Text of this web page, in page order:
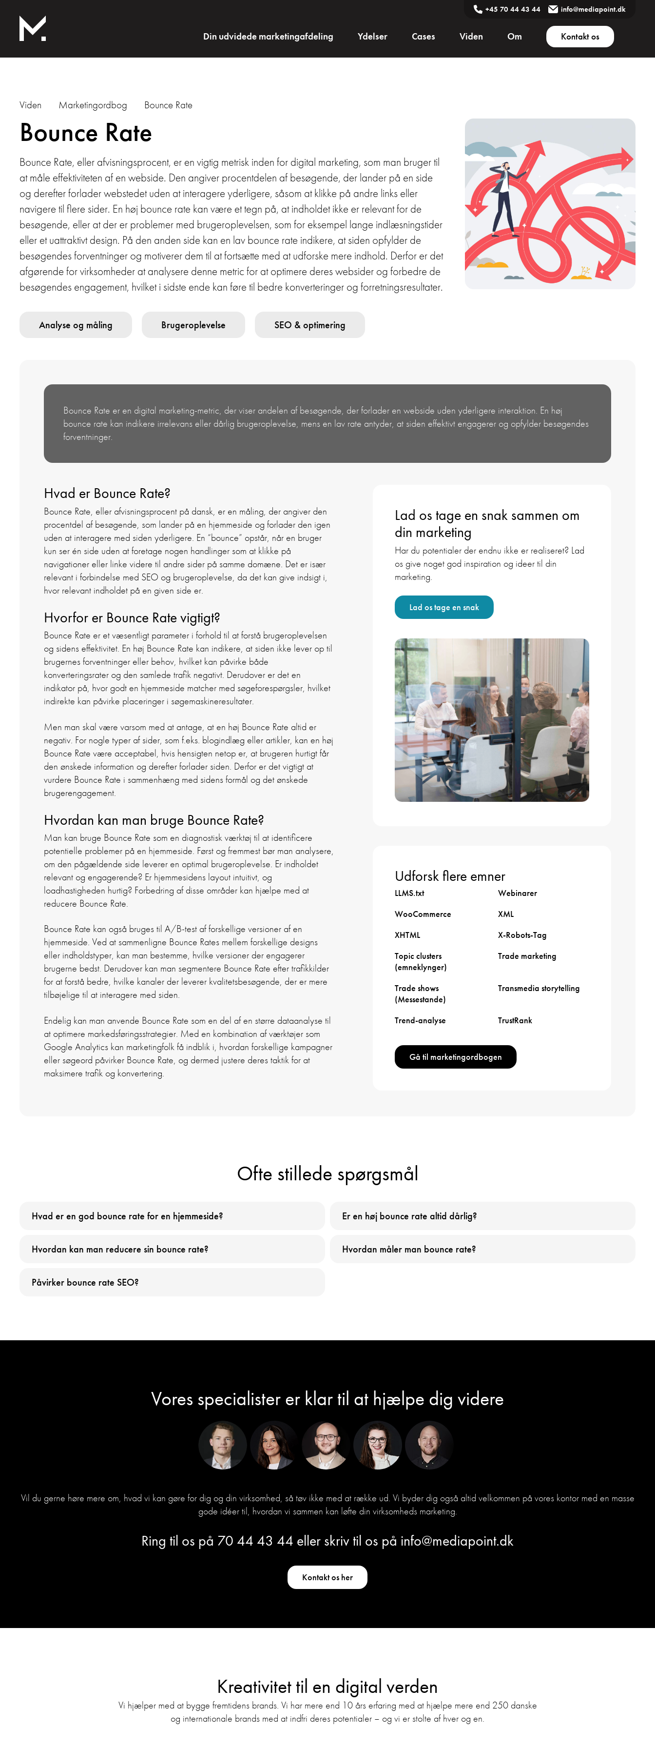
+45 70 44 43 44 info@mediapoint.dk
Din udvidede marketingafdeling Ydelser Cases Viden Om Kontakt os
Viden Marketingordbog Bounce Rate
Bounce Rate
Bounce Rate, eller afvisningsprocent, er en vigtig metrisk inden for digital marketing, som man bruger til
at måle effektiviteten af en webside. Den angiver procentdelen af besøgende, der lander på en side
og derefter forlader webstedet uden at interagere yderligere, såsom at klikke på andre links eller
navigere til flere sider. En høj bounce rate kan være et tegn på, at indholdet ikke er relevant for de
besøgende, eller at der er problemer med brugeroplevelsen, som for eksempel lange indlæsningstider
eller et uattraktivt design. På den anden side kan en lav bounce rate indikere, at siden opfylder de
besøgendes forventninger og motiverer dem til at fortsætte med at udforske mere indhold. Derfor er det
afgørende for virksomheder at analysere denne metric for at optimere deres websider og forbedre de
besøgendes engagement, hvilket i sidste ende kan føre til bedre konverteringer og forretningsresultater.
Analyse og måling Brugeroplevelse SEO & optimering
Bounce Rate er en digital marketing-metric, der viser andelen af besøgende, der forlader en webside uden yderligere interaktion. En høj
bounce rate kan indikere irrelevans eller dårlig brugeroplevelse, mens en lav rate antyder, at siden effektivt engagerer og opfylder besøgendes
forventninger.
Hvad er Bounce Rate?
Bounce Rate, eller afvisningsprocent på dansk, er en måling, der angiver den
procentdel af besøgende, som lander på en hjemmeside og forlader den igen
uden at interagere med siden yderligere. En “bounce” opstår, når en bruger
kun ser én side uden at foretage nogen handlinger som at klikke på
navigationer eller linke videre til andre sider på samme domæne. Det er især
relevant i forbindelse med SEO og brugeroplevelse, da det kan give indsigt i,
hvor relevant indholdet på en given side er.
Hvorfor er Bounce Rate vigtigt?
Bounce Rate er et væsentligt parameter i forhold til at forstå brugeroplevelsen
og sidens effektivitet. En høj Bounce Rate kan indikere, at siden ikke lever op til
brugernes forventninger eller behov, hvilket kan påvirke både
konverteringsrater og den samlede trafik negativt. Derudover er det en
indikator på, hvor godt en hjemmeside matcher med søgeforespørgsler, hvilket
indirekte kan påvirke placeringer i søgemaskineresultater.
Men man skal være varsom med at antage, at en høj Bounce Rate altid er
negativ. For nogle typer af sider, som f.eks. blogindlæg eller artikler, kan en høj
Bounce Rate være acceptabel, hvis hensigten netop er, at brugeren hurtigt får
den ønskede information og derefter forlader siden. Derfor er det vigtigt at
vurdere Bounce Rate i sammenhæng med sidens formål og det ønskede
brugerengagement.
Hvordan kan man bruge Bounce Rate?
Man kan bruge Bounce Rate som en diagnostisk værktøj til at identificere
potentielle problemer på en hjemmeside. Først og fremmest bør man analysere,
om den pågældende side leverer en optimal brugeroplevelse. Er indholdet
relevant og engagerende? Er hjemmesidens layout intuitivt, og
loadhastigheden hurtig? Forbedring af disse områder kan hjælpe med at
reducere Bounce Rate.
Bounce Rate kan også bruges til A/B-test af forskellige versioner af en
hjemmeside. Ved at sammenligne Bounce Rates mellem forskellige designs
eller indholdstyper, kan man bestemme, hvilke versioner der engagerer
brugerne bedst. Derudover kan man segmentere Bounce Rate efter trafikkilder
for at forstå bedre, hvilke kanaler der leverer kvalitetsbesøgende, der er mere
tilbøjelige til at interagere med siden.
Endelig kan man anvende Bounce Rate som en del af en større dataanalyse til
at optimere markedsføringsstrategier. Med en kombination af værktøjer som
Google Analytics kan marketingfolk få indblik i, hvordan forskellige kampagner
eller søgeord påvirker Bounce Rate, og dermed justere deres taktik for at
maksimere trafik og konvertering.
Lad os tage en snak sammen om
din marketing
Har du potentialer der endnu ikke er realiseret? Lad
os give noget god inspiration og ideer til din
marketing.
Lad os tage en snak
Udforsk flere emner
LLMS.txt
Webinarer
WooCommerce
XML
XHTML
X-Robots-Tag
Topic clusters
(emneklynger)
Trade marketing
Trade shows
(Messestande)
Transmedia storytelling
Trend-analyse TrustRank
Gå til marketingordbogen
Ofte stillede spørgsmål
Hvad er en god bounce rate for en hjemmeside?
Hvordan kan man reducere sin bounce rate?
Påvirker bounce rate SEO?
Er en høj bounce rate altid dårlig?
Hvordan måler man bounce rate?
Vores specialister er klar til at hjælpe dig videre
Vil du gerne høre mere om, hvad vi kan gøre for dig og din virksomhed, så tøv ikke med at række ud. Vi byder dig også altid velkommen på vores kontor med en masse
gode idéer til, hvordan vi sammen kan løfte din virksomheds marketing.
Ring til os på 70 44 43 44 eller skriv til os på info@mediapoint.dk
Kontakt os her
Kreativitet til en digital verden
Vi hjælper med at bygge fremtidens brands. Vi har mere end 10 års erfaring med at hjælpe mere end 250 danske
og internationale brands med at indfri deres potentialer – og vi er stolte af hver og en.